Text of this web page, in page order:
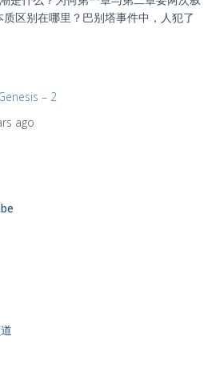
区别在哪里？巴别塔事件中，人犯了
– 2
ago